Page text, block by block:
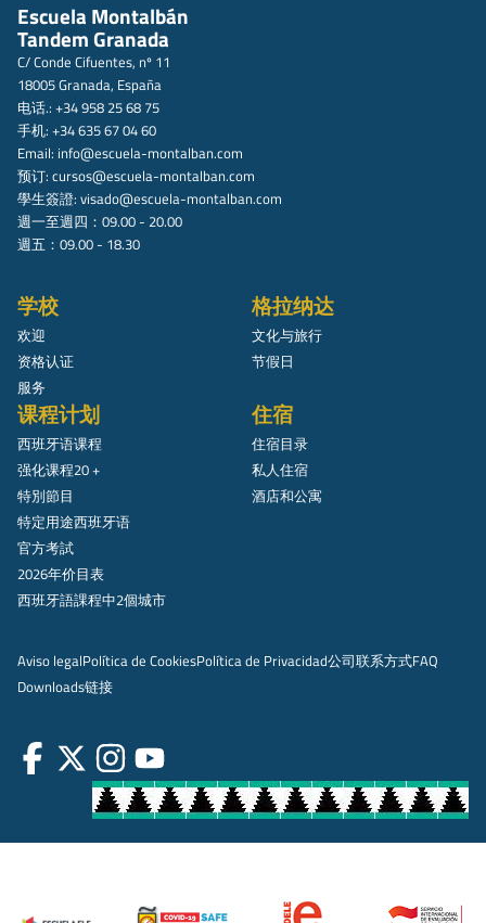
Escuela Montalbán
Tandem Granada
C/ Conde Cifuentes, nº 11
18005 Granada, España
电话.: +34 958 25 68 75
手机: +34 635 67 04 60
Email: info@escuela-montalban.com
预订: cursos@escuela-montalban.com
學生簽證: visado@escuela-montalban.com
週一至週四：09.00 - 20.00
週五：09.00 - 18.30
学校
欢迎
资格认证
服务
格拉纳达
文化与旅行
节假日
课程计划
西班牙语课程
强化课程20 +
特別節目
特定用途西班牙语
官方考試
2026年价目表
西班牙語課程中2個城市
住宿
住宿目录
私人住宿
酒店和公寓
Aviso legalPolítica de CookiesPolítica de Privacidad公司联系方式FAQ
Downloads链接